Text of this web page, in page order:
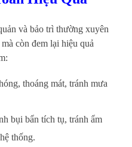
và bảo trì thường xuyên
còn đem lại hiệu quả
thoáng mát, tránh mưa
bụi bẩn tích tụ, tránh ẩm
thống.